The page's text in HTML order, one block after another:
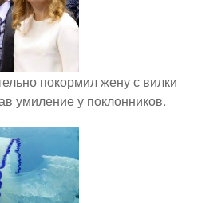
покормил жену с вилки
умиление у поклонников.